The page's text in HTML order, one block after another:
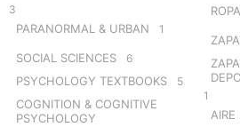
3
PARANORMAL & URBAN 1
SOCIAL SCIENCES 6
PSYCHOLOGY TEXTBOOKS 5
COGNITION & COGNITIVE
PSYCHOLOGY
1
AIRE